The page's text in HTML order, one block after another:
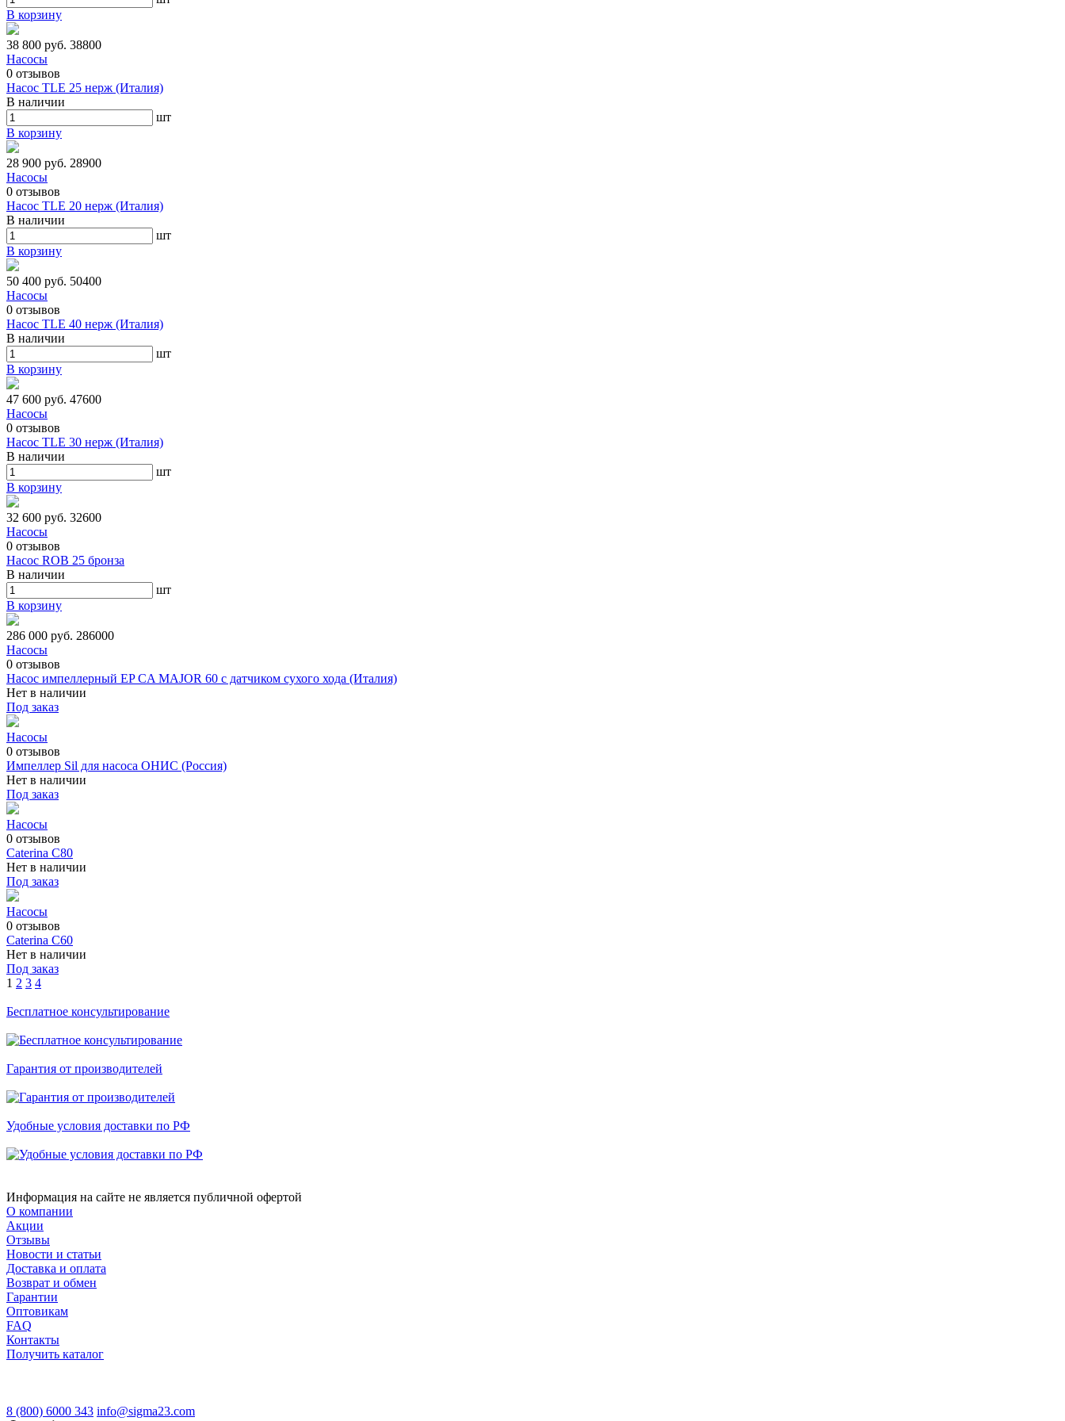
В корзину
38 800 руб. 38800
Насосы
0 отзывов
Насос TLE 25 нерж (Италия)
В наличии
шт
В корзину
28 900 руб. 28900
Насосы
0 отзывов
Насос TLE 20 нерж (Италия)
В наличии
шт
В корзину
50 400 руб. 50400
Насосы
0 отзывов
Насос TLE 40 нерж (Италия)
В наличии
шт
В корзину
47 600 руб. 47600
Насосы
0 отзывов
Насос TLE 30 нерж (Италия)
В наличии
шт
В корзину
32 600 руб. 32600
Насосы
0 отзывов
Насос ROB 25 бронза
В наличии
шт
В корзину
286 000 руб. 286000
Насосы
0 отзывов
Насос импеллерный EP CA MAJOR 60 с датчиком сухого хода (Италия)
Нет в наличии
Под заказ
Насосы
0 отзывов
Импеллер Sil для насоса ОНИС (Россия)
Нет в наличии
Под заказ
Насосы
0 отзывов
Caterina C80
Нет в наличии
Под заказ
Насосы
0 отзывов
Caterina C60
Нет в наличии
Под заказ
1 2 3 4
Бесплатное консультирование
Гарантия от производителей
Удобные условия доставки по РФ
Информация на сайте не является публичной офертой
О компании
Акции
Отзывы
Новости и статьи
Доставка и оплата
Возврат и обмен
Гарантии
Оптовикам
FAQ
Контакты
Получить каталог
8 (800) 6000 343 info@sigma23.com